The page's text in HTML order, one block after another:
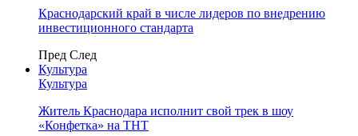
Краснодарский край в числе лидеров по внедрению
инвестиционного стандарта
Пред След
Культура
Культура
Житель Краснодара исполнит свой трек в шоу
«Конфетка» на ТНТ